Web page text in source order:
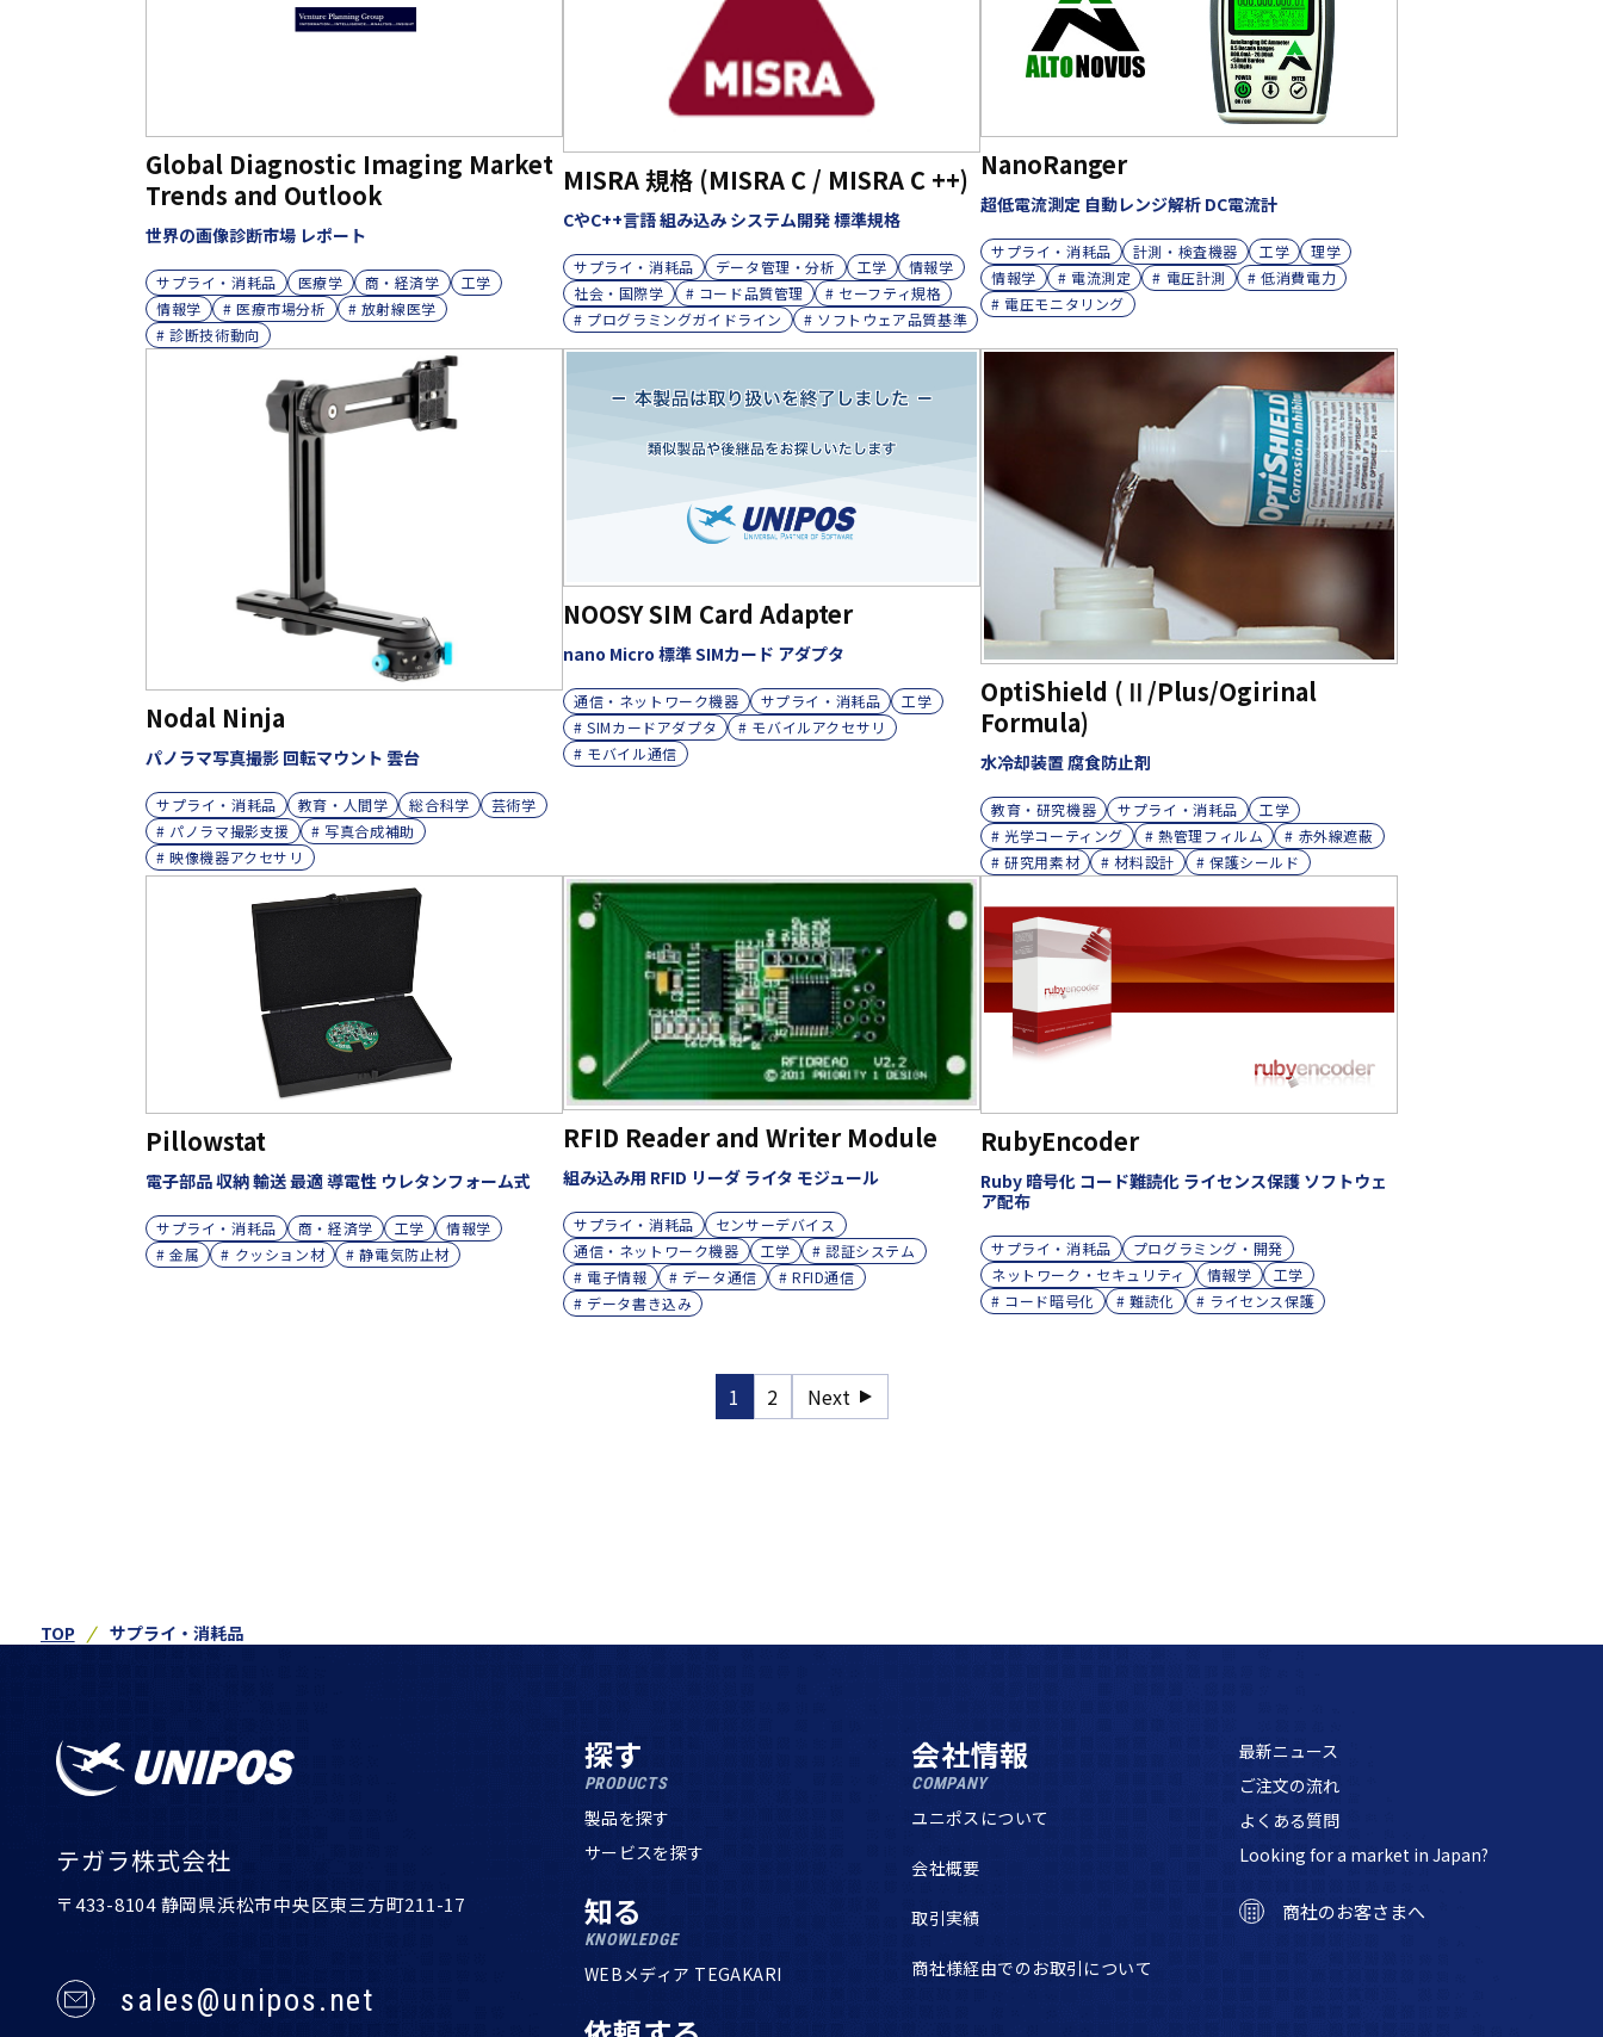
Global Diagnostic Imaging Market
Trends and Outlook
世界の画像診断市場 レポート
サプライ・消耗品 医療学 商・経済学
工学
情報学
# 医療市場分析
# 放射線医学
# 診断技術動向
MISRA 規格 (MISRA C / MISRA C ++)
CやC++言語 組み込み システム開発 標準規格
サプライ・消耗品 データ管理・分析 工学
情報学
社会・国際学
# コード品質管理
# セーフティ規格
# プログラミングガイドライン
# ソフトウェア品質基準
NanoRanger
超低電流測定 自動レンジ解析 DC電流計
サプライ・消耗品 計測・検査機器 工学
理学
情報学
# 電流測定 # 電圧計測
# 低消費電力
# 電圧モニタリング
Nodal Ninja
パノラマ写真撮影 回転マウント 雲台
サプライ・消耗品 教育・人間学 総合科学
芸術学
# パノラマ撮影支援
# 写真合成補助
# 映像機器アクセサリ
NOOSY SIM Card Adapter
nano Micro 標準 SIMカード アダプタ
通信・ネットワーク機器 サプライ・消耗品
工学
# SIMカードアダプタ
# モバイルアクセサリ
# モバイル通信
OptiShield (Ⅱ/Plus/Ogirinal
Formula)
水冷却装置 腐食防止剤
教育・研究機器 サプライ・消耗品
工学
# 光学コーティング
# 熱管理フィルム
# 赤外線遮蔽
# 研究用素材
# 材料設計 # 保護シールド
Pillowstat
電子部品 収納 輸送 最適 導電性 ウレタンフォーム式
サプライ・消耗品 商・経済学 工学
情報学
# 金属
# クッション材 # 静電気防止材
RFID Reader and Writer Module
組み込み用 RFID リーダ ライタ モジュール
サプライ・消耗品
センサーデバイス
通信・ネットワーク機器
工学
# 認証システム
# 電子情報
# データ通信
# RFID通信
# データ書き込み
RubyEncoder
Ruby 暗号化 コード難読化 ライセンス保護 ソフトウェ
ア配布
サプライ・消耗品
プログラミング・開発
ネットワーク・セキュリティ
情報学
工学
# コード暗号化
# 難読化 # ライセンス保護
1 2 Next
TOP サプライ・消耗品
テガラ株式会社
〒433-8104 静岡県浜松市中央区東三方町211-17
sales@unipos.net
探す
PRODUCTS
製品を探す
サービスを探す
知る
KNOWLEDGE
WEBメディア TEGAKARI
会社情報
COMPANY
ユニポスについて
会社概要
取引実績
商社様経由でのお取引について
最新ニュース
ご注文の流れ
よくある質問
Looking for a market in Japan?
商社のお客さまへ